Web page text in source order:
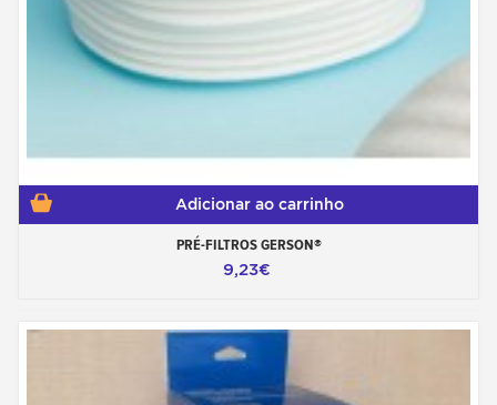
Adicionar ao carrinho
PRÉ-FILTROS GERSON®
9,23€